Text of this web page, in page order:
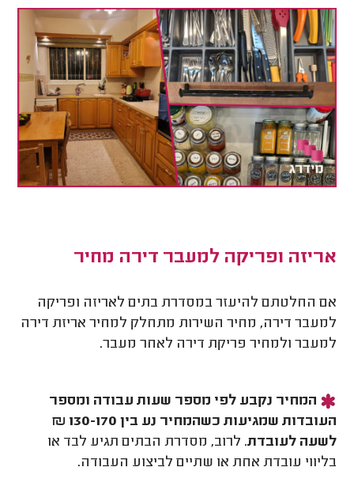
אריזה ופריקה למעבר דירה מחיר
אם החלטתם להיעזר במסדרת בתים לאריזה ופריקה
למעבר דירה, מחיר השירות מתחלק למחיר אריזת דירה
למעבר ולמחיר פריקת דירה לאחר מעבר.
המחיר נקבע לפי מספר שעות עבודה ומספר
העובדות שמגיעות כשהמחיר נע בין 130-170 ₪
לשעה לעובדת. לרוב, מסדרת הבתים תגיע לבד או
בליווי עובדת אחת או שתיים לביצוע העבודה.